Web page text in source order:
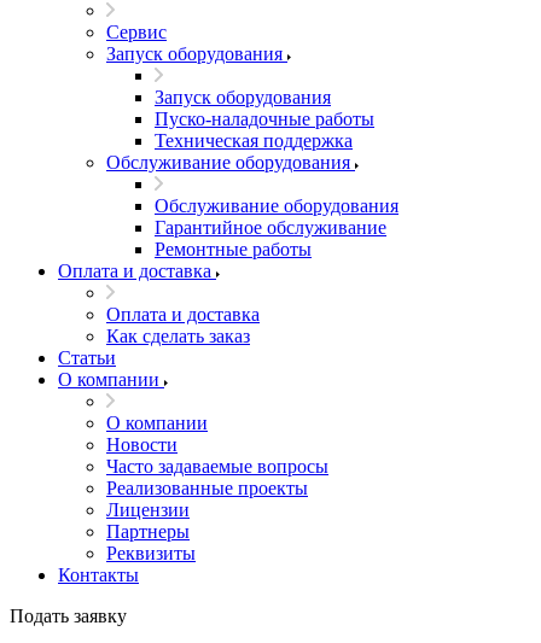
Сервис
Запуск оборудования
Запуск оборудования
Пуско-наладочные работы
Техническая поддержка
Обслуживание оборудования
Обслуживание оборудования
Гарантийное обслуживание
Ремонтные работы
Оплата и доставка
Оплата и доставка
Как сделать заказ
Статьи
О компании
О компании
Новости
Часто задаваемые вопросы
Реализованные проекты
Лицензии
Партнеры
Реквизиты
Контакты
Подать заявку